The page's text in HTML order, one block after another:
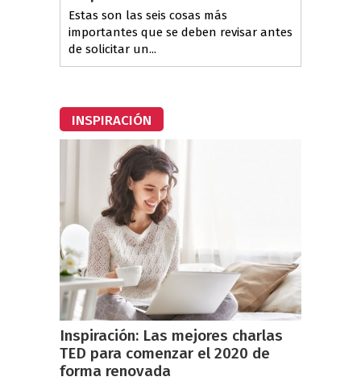
Estas son las seis cosas más
importantes que se deben revisar antes
de solicitar un...
INSPIRACIÓN
Inspiración: Las mejores charlas
TED para comenzar el 2020 de
forma renovada